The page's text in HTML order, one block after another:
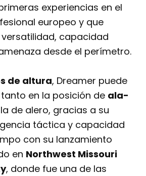
experiencias en el
europeo y que
capacidad
desde el perímetro.
de altura, Dreamer puede
en la posición de ala-
de alero, gracias a su
táctica y capacidad
con su lanzamiento
en Northwest Missouri
, donde fue una de las